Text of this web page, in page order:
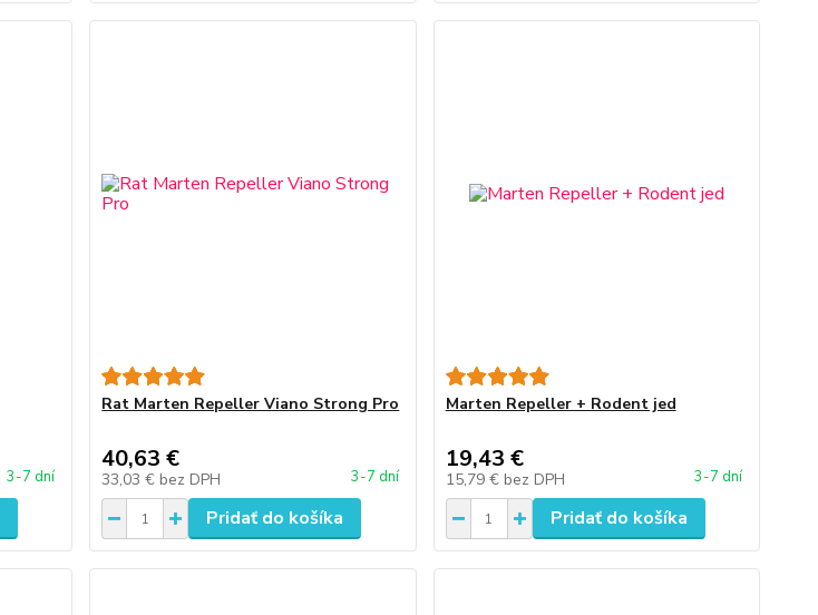
3-7 dní
Rat Marten Repeller Viano Strong Pro
40,63 €
33,03 € bez DPH 3-7 dní
Pridať do košíka
Marten Repeller + Rodent jed
19,43 €
15,79 € bez DPH 3-7 dní
Pridať do košíka